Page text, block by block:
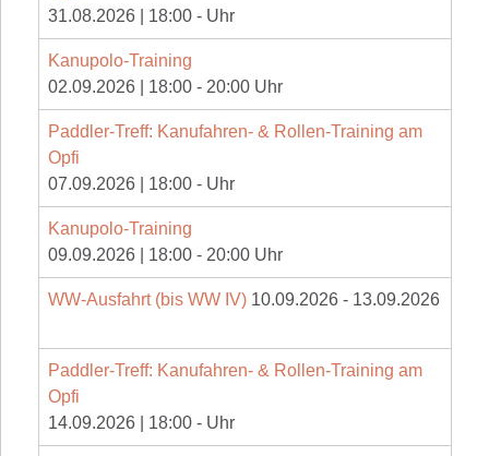
31.08.2026
18:00 - Uhr
Kanupolo-Training
02.09.2026
18:00 - 20:00 Uhr
Paddler-Treff: Kanufahren- & Rollen-Training am
Opfi
07.09.2026
18:00 - Uhr
Kanupolo-Training
09.09.2026
18:00 - 20:00 Uhr
WW-Ausfahrt (bis WW IV) 10.09.2026 - 13.09.2026
Paddler-Treff: Kanufahren- & Rollen-Training am
Opfi
14.09.2026
18:00 - Uhr